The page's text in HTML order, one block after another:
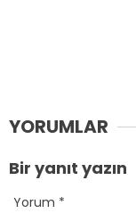
YORUMLAR
Bir yanıt yazın
Yorum *